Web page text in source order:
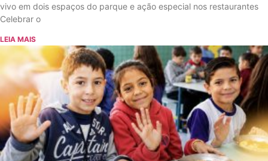
vivo em dois espaços do parque e ação especial nos restaurantes
Celebrar o
LEIA MAIS